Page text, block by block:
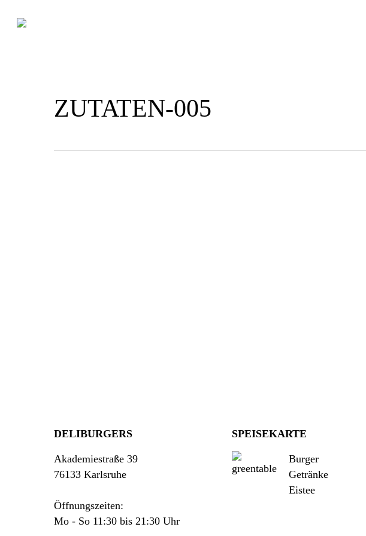
ZUTATEN-005
DELIBURGERS
Akademiestraße 39
76133 Karlsruhe
Öffnungszeiten:
Mo - So 11:30 bis 21:30 Uhr
SPEISEKARTE
Burger
Getränke
Eistee